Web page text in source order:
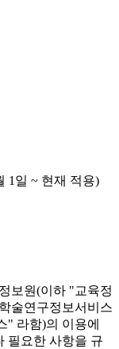
1일 ~ 현재 적용)
보원(이하 "교육정
술연구정보서비스
" 라함)의 이용에
필요한 사항을 규